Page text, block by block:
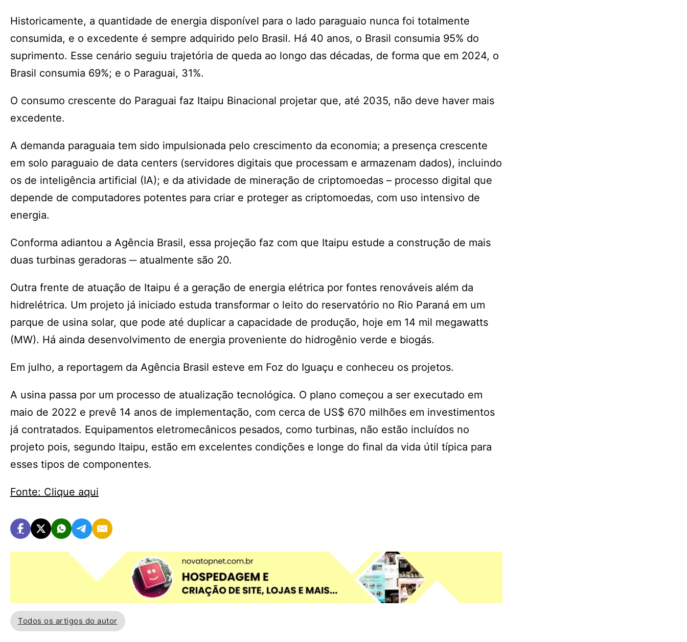
Historicamente, a quantidade de energia disponível para o lado paraguaio nunca foi totalmente
consumida, e o excedente é sempre adquirido pelo Brasil. Há 40 anos, o Brasil consumia 95% do
suprimento. Esse cenário seguiu trajetória de queda ao longo das décadas, de forma que em 2024, o
Brasil consumia 69%; e o Paraguai, 31%.
O consumo crescente do Paraguai faz Itaipu Binacional projetar que, até 2035, não deve haver mais
excedente.
A demanda paraguaia tem sido impulsionada pelo crescimento da economia; a presença crescente
em solo paraguaio de data centers (servidores digitais que processam e armazenam dados), incluindo
os de inteligência artificial (IA); e da atividade de mineração de criptomoedas – processo digital que
depende de computadores potentes para criar e proteger as criptomoedas, com uso intensivo de
energia.
Conforma adiantou a Agência Brasil, essa projeção faz com que Itaipu estude a construção de mais
duas turbinas geradoras ─ atualmente são 20.
Outra frente de atuação de Itaipu é a geração de energia elétrica por fontes renováveis além da
hidrelétrica. Um projeto já iniciado estuda transformar o leito do reservatório no Rio Paraná em um
parque de usina solar, que pode até duplicar a capacidade de produção, hoje em 14 mil megawatts
(MW). Há ainda desenvolvimento de energia proveniente do hidrogênio verde e biogás.
Em julho, a reportagem da Agência Brasil esteve em Foz do Iguaçu e conheceu os projetos.
A usina passa por um processo de atualização tecnológica. O plano começou a ser executado em
maio de 2022 e prevê 14 anos de implementação, com cerca de US$ 670 milhões em investimentos
já contratados. Equipamentos eletromecânicos pesados, como turbinas, não estão incluídos no
projeto pois, segundo Itaipu, estão em excelentes condições e longe do final da vida útil típica para
esses tipos de componentes.
Fonte: Clique aqui
Todos os artigos do autor